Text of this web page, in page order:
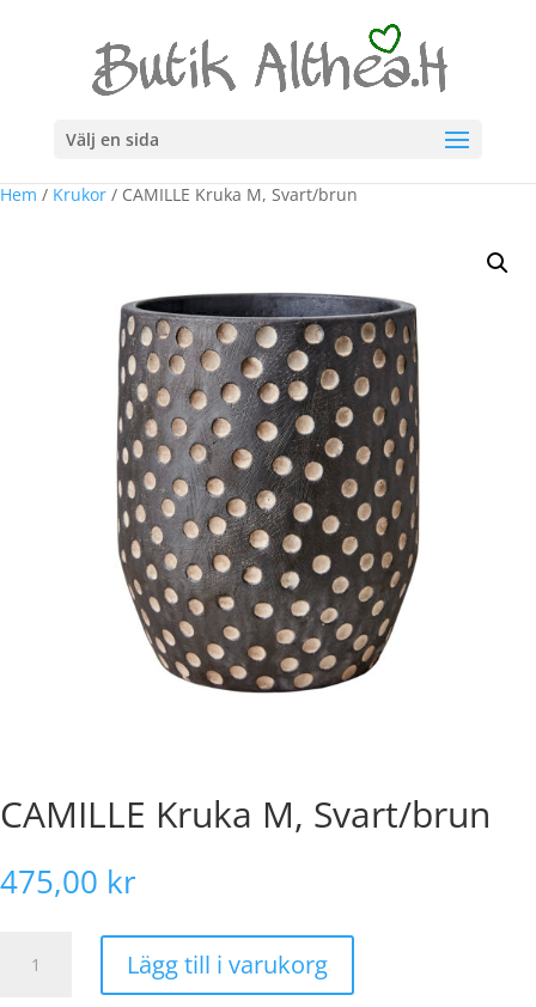
Välj en sida
Hem / Krukor / CAMILLE Kruka M, Svart/brun
CAMILLE Kruka M, Svart/brun
475,00 kr
Kruka
Lägg till i varukorg